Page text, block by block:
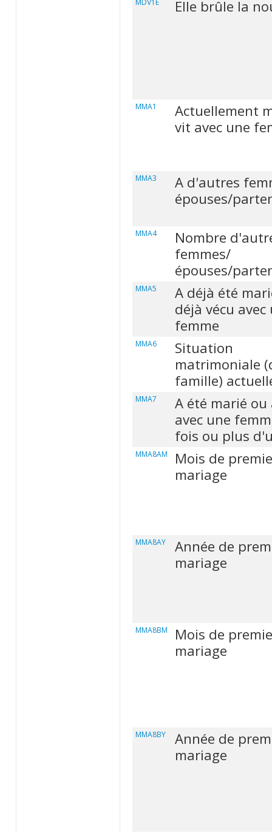
MDV1E Elle brûle la
MMA1
Actuellement
vit avec une
MMA3
A d'autres
épouses/
MMA4
Nombre
femmes/
épouses/
MMA5
A déjà été
déjà vécu avec
femme
MMA6
Situation
matrimoniale
famille)
MMA7
A été marié ou
avec une
fois ou plus
MMA8AM
Mois de
mariage
MMA8AY
Année de
mariage
MMA8BM
Mois de
mariage
MMA8BY
Année de
mariage